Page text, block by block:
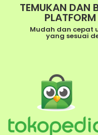
TEMUKAN DAN
Mudah dan cepat
yang sesuai